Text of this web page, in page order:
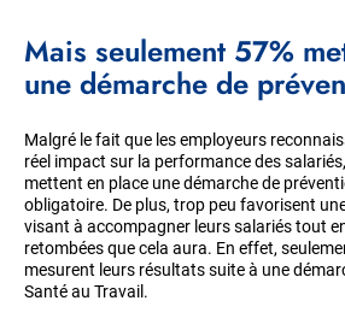
Mais seulement 57%
une démarche de
Malgré le fait que les employeurs
réel impact sur la performance des
mettent en place une démarche de
obligatoire. De plus, trop peu favorisent
visant à accompagner leurs salariés tout
retombées que cela aura. En effet,
mesurent leurs résultats suite à une
Santé au Travail.